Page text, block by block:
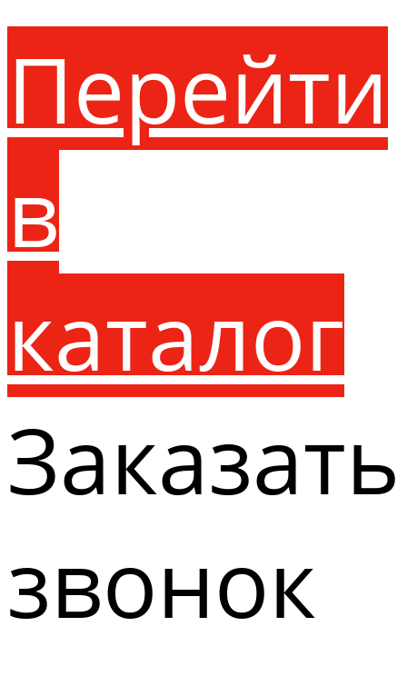
Перейти
в
каталог
Заказать
звонок